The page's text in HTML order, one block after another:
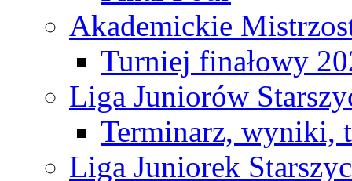
Akademickie
Turniej finałowy
Liga Juniorów
Terminarz, wyniki,
Liga Juniorek